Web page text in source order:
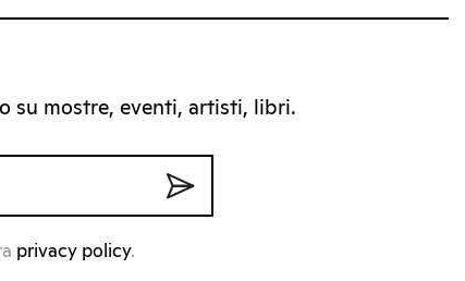
su mostre, eventi, artisti, libri.
privacy policy.